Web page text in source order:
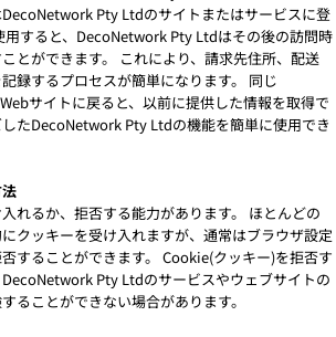
Pty Ltdのサイトまたはサービスに登
すると、DecoNetwork Pty Ltdはその後の訪問時
とができます。 これにより、請求先住所、配送
録するプロセスが簡単になります。 同じ
サイトに戻ると、以前に提供した情報を取得で
たDecoNetwork Pty Ltdの機能を簡単に使用でき
れるか、拒否する能力があります。 ほとんどの
クッキーを受け入れますが、通常はブラウザ設定
することができます。 Cookie(クッキー)を拒否す
Pty Ltdのサービスやウェブサイトの
ることができない場合があります。